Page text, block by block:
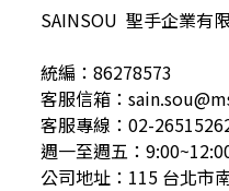
SAINSOU 聖手企業有
統編：86278573
客服信箱：
客服專線：02-
週一至週五：
公司地址：115 台北市